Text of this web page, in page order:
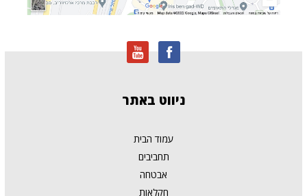
ניווט באתר
עמוד הבית
תחביבים
אבטחה
חקלאות